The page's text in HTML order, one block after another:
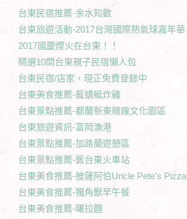
台東民宿推薦-余水知歡
台東旅遊活動-2017台灣國際熱氣球嘉年華
2017國慶煙火在台東！！
精選10間台東親子民宿懶人包
台東民宿/店家，現正免費登錄中
台東美食推薦-藍蜻蜓炸雞
台東景點推薦-都蘭新東糖廠文化園區
台東旅遊資訊-富岡漁港
台東景點推薦-加路蘭遊憩區
台東景點推薦-舊台東火車站
台東美食推薦-披薩阿伯Uncle Pete's Pizza
台東美食推薦-獨角獸早午餐
台東美食推薦-曙拉麵